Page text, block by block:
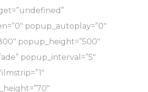
popup_autoplay=”0″
popup_height=”500″
popup_interval=”5″